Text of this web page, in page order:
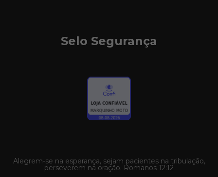
Selo Segurança
Alegrem-se na esperança, sejam pacientes na tribulação,
perseverem na oração. Romanos 12:12